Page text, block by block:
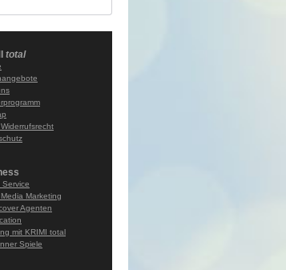
total
Service
Marketing
Agenten
mit KRIMI total
Spiele